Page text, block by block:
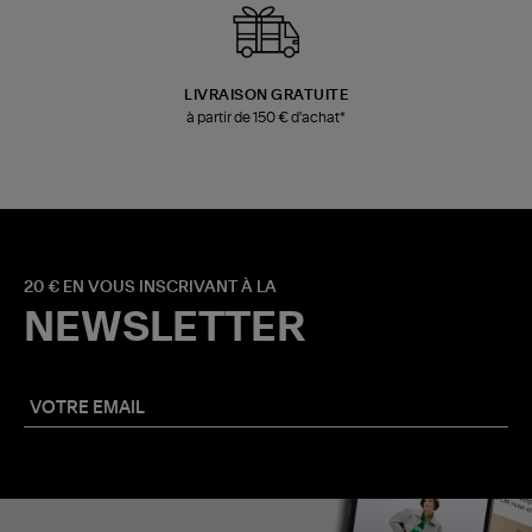
LIVRAISON GRATUITE
à partir de 150 € d'achat*
20 € EN VOUS INSCRIVANT À LA
NEWSLETTER